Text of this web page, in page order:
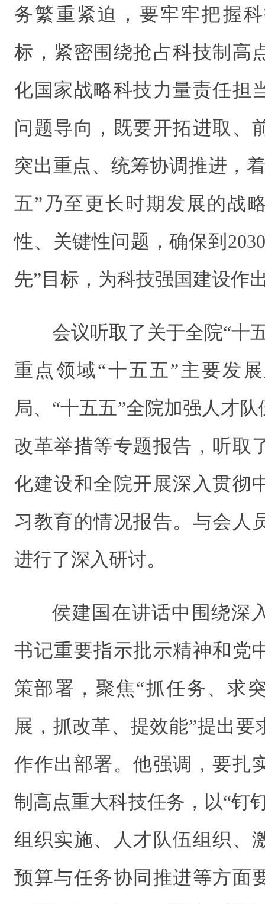
务繁重紧迫，要牢牢把握
标，紧密围绕抢占科技制高
化国家战略科技力量责任担
问题导向，既要开拓进取、
突出重点、统筹协调推进，
五”乃至更长时期发展的战
性、关键性问题，确保到
先”目标，为科技强国建设作
会议听取了关于全院“十
重点领域“十五五”主要发
局、“十五五”全院加强人才
改革举措等专题报告，听取
化建设和全院开展深入贯彻
习教育的情况报告。与会人
进行了深入研讨。
侯建国在讲话中围绕深
书记重要指示批示精神和党
策部署，聚焦“抓任务、求
展，抓改革、提效能”提出
作作出部署。他强调，要扎
制高点重大科技任务，以“钉
组织实施、人才队伍组织、
预算与任务协同推进等方面